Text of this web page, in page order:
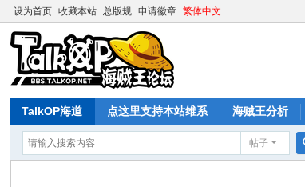
设为首页 收藏本站 总版规 申请徽章 繁体中文
TalkOP海道 点这里支持本站维系 海贼王分析
帖子